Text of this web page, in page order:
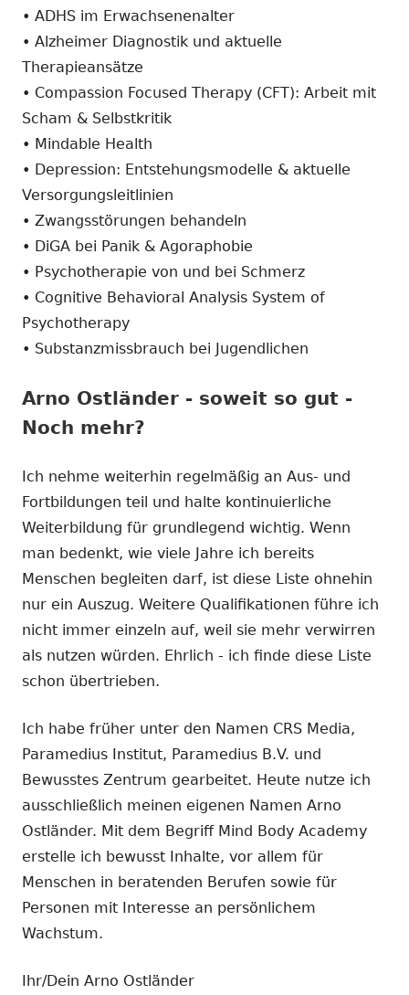
• ADHS im Erwachsenenalter
• Alzheimer Diagnostik und aktuelle
Therapieansätze
• Compassion Focused Therapy (CFT): Arbeit mit
Scham & Selbstkritik
• Mindable Health
• Depression: Entstehungsmodelle & aktuelle
Versorgungsleitlinien
• Zwangsstörungen behandeln
• DiGA bei Panik & Agoraphobie
• Psychotherapie von und bei Schmerz
• Cognitive Behavioral Analysis System of
Psychotherapy
• Substanzmissbrauch bei Jugendlichen
Arno Ostländer - soweit so gut -
Noch mehr?
Ich nehme weiterhin regelmäßig an Aus- und
Fortbildungen teil und halte kontinuierliche
Weiterbildung für grundlegend wichtig. Wenn
man bedenkt, wie viele Jahre ich bereits
Menschen begleiten darf, ist diese Liste ohnehin
nur ein Auszug. Weitere Qualifikationen führe ich
nicht immer einzeln auf, weil sie mehr verwirren
als nutzen würden. Ehrlich - ich finde diese Liste
schon übertrieben.
Ich habe früher unter den Namen CRS Media,
Paramedius Institut, Paramedius B.V. und
Bewusstes Zentrum gearbeitet. Heute nutze ich
ausschließlich meinen eigenen Namen Arno
Ostländer. Mit dem Begriff Mind Body Academy
erstelle ich bewusst Inhalte, vor allem für
Menschen in beratenden Berufen sowie für
Personen mit Interesse an persönlichem
Wachstum.
Ihr/Dein Arno Ostländer